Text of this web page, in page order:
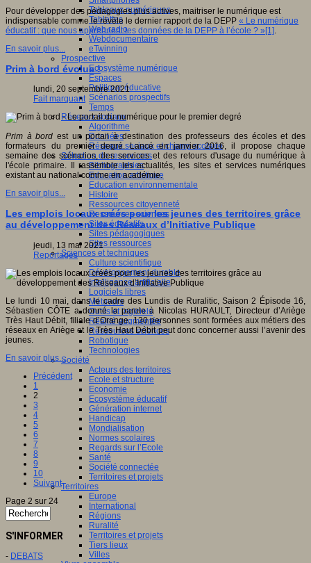
Tableaux numériques
Tablettes
Web radio
Webdocumentaire
eTwinning
Prospective
Ecosystème numérique
Espaces
Politique éducative
Scénarios prospectifs
Temps
Réseaux sociaux
Algorithme
Données
Réseaux sociaux et champ scolaire
Sélection de ressources
Bibliographies
Education artistique
Education environnementale
Histoire
Ressources citoyenneté
Ressources sciences
Sites éducatifs
Sites pédagogiques
Sites ressources
Sciences et techniques
Culture scientifique
Développement durable
Intelligence artificielle
Logiciels libres
Métavers
Outils et logiciels
Réalité augmentée
Ressources sciences
Robotique
Technologies
Société
Acteurs des territoires
Ecole et structure
Economie
Ecosystème éducatif
Génération internet
Handicap
Mondialisation
Normes scolaires
Regards sur l’Ecole
Santé
Société connectée
Territoires et projets
Territoires
Europe
International
Régions
Ruralité
Territoires et projets
Tiers lieux
Villes
Pour développer des pédagogies plus actives, maitriser le numérique est
indispensable comme le révèle le dernier rapport de la DEPP « Le numérique
éducatif : que nous apprennent les données de la DEPP à l’école ? »[1].
En savoir plus...
Prim à bord évolue !
lundi, 20 septembre 2021
Fait marquant
Prim àbord est un portail à destination des professeurs des écoles et des
formateurs du premier degré. Lancé en janvier 2016, il propose chaque
semaine des scénarios, des services et des retours d'usage du numérique à
l'école primaire. Il rassemble les actualités, les sites et services numériques
existant au national comme en académie.
En savoir plus...
Les emplois locaux créés pour les jeunes des territoires grâce
au développement des Réseaux d’Initiative Publique
jeudi, 13 mai 2021
Reportages
Le lundi 10 mai, dans le cadre des Lundis de Ruralitic, Saison 2 Épisode 16,
Sébastien CÔTE a donné la parole à Nicolas HURAULT, Directeur d’Ariège
Très Haut Débit, filiale d’Orange. 130 personnes sont formées aux métiers des
réseaux en Ariège et le Très Haut Débit peut donc concerner aussi l’avenir des
jeunes.
En savoir plus...
Précédent
1
2
3
4
5
6
7
8
9
10
Suivant
Page 2 sur 24
S'INFORMER
- DEBATS